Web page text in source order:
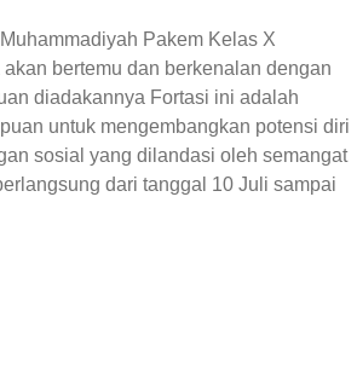
Pakem Kelas X
bertemu dan berkenalan dengan
diadakannya Fortasi ini adalah
untuk mengembangkan potensi diri
sosial yang dilandasi oleh semangat
dari tanggal 10 Juli sampai